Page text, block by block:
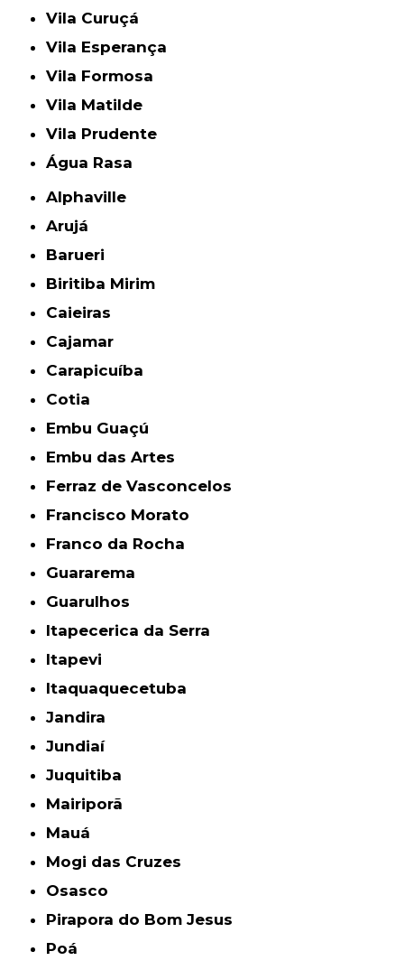
Vila Curuçá
Vila Esperança
Vila Formosa
Vila Matilde
Vila Prudente
Água Rasa
Alphaville
Arujá
Barueri
Biritiba Mirim
Caieiras
Cajamar
Carapicuíba
Cotia
Embu Guaçú
Embu das Artes
Ferraz de Vasconcelos
Francisco Morato
Franco da Rocha
Guararema
Guarulhos
Itapecerica da Serra
Itapevi
Itaquaquecetuba
Jandira
Jundiaí
Juquitiba
Mairiporã
Mauá
Mogi das Cruzes
Osasco
Pirapora do Bom Jesus
Poá